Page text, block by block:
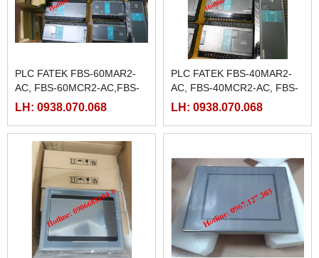
PLC FATEK FBS-60MAR2-
AC, FBS-60MCR2-AC,FBS-
60MAT2-AC, FBS-60MCT2-
LH: 0938.070.068
PLC FATEK FBS-40MAR2-
AC, FBS-40MCR2-AC, FBS-
40MCRT-AC, FBS-40MART-
LH: 0938.070.068